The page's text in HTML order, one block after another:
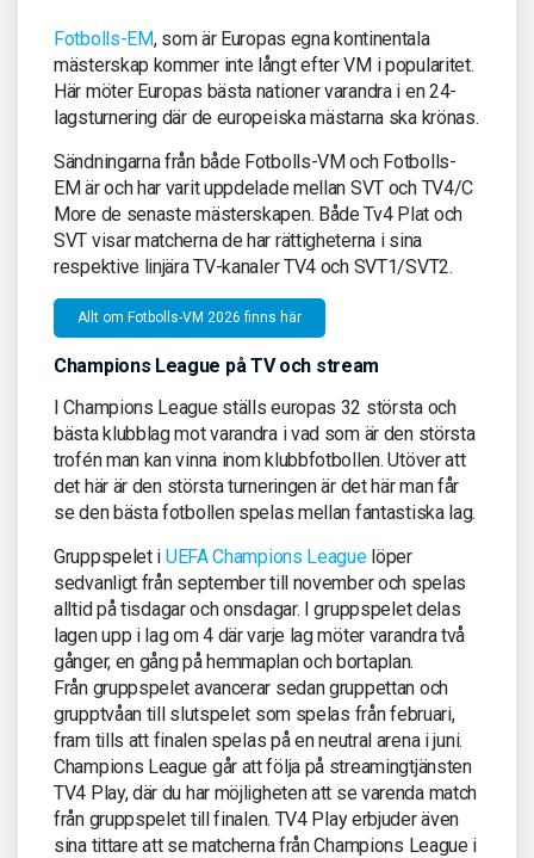
Fotbolls-EM, som är Europas egna kontinentala
mästerskap kommer inte långt efter VM i popularitet.
Här möter Europas bästa nationer varandra i en 24-
lagsturnering där de europeiska mästarna ska krönas.
Sändningarna från både Fotbolls-VM och Fotbolls-
EM är och har varit uppdelade mellan SVT och TV4/C
More de senaste mästerskapen. Både Tv4 Plat och
SVT visar matcherna de har rättigheterna i sina
respektive linjära TV-kanaler TV4 och SVT1/SVT2.
Allt om Fotbolls-VM 2026 finns här
Champions League på TV och stream
I Champions League ställs europas 32 största och
bästa klubblag mot varandra i vad som är den största
trofén man kan vinna inom klubbfotbollen. Utöver att
det här är den största turneringen är det här man får
se den bästa fotbollen spelas mellan fantastiska lag.
Gruppspelet i UEFA Champions Leaguelöper
sedvanligt från september till november och spelas
alltid på tisdagar och onsdagar. I gruppspelet delas
lagen upp i lag om 4 där varje lag möter varandra två
gånger, en gång på hemmaplan och bortaplan.
Från gruppspelet avancerar sedan gruppettan och
grupptvåan till slutspelet som spelas från februari,
fram tills att finalen spelas på en neutral arena i juni.
Champions League går att följa på streamingtjänsten
TV4 Play, där du har möjligheten att se varenda match
från gruppspelet till finalen. TV4 Play erbjuder även
sina tittare att se matcherna från Champions League i